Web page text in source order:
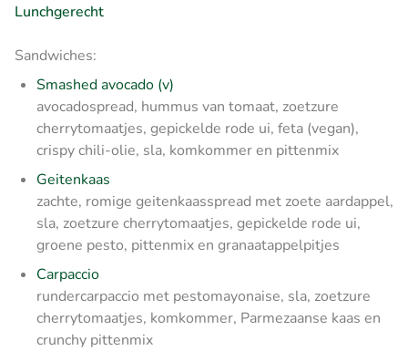
Lunchgerecht
Sandwiches:
Smashed avocado (v)
avocadospread, hummus van tomaat, zoetzure
cherrytomaatjes, gepickelde rode ui, feta (vegan),
crispy chili-olie, sla, komkommer en pittenmix
Geitenkaas
zachte, romige geitenkaasspread met zoete aardappel,
sla, zoetzure cherrytomaatjes, gepickelde rode ui,
groene pesto, pittenmix en granaatappelpitjes
Carpaccio
rundercarpaccio met pestomayonaise, sla, zoetzure
cherrytomaatjes, komkommer, Parmezaanse kaas en
crunchy pittenmix